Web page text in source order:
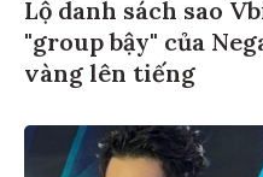
Lộ danh sách sao
"group bậy" của
vàng lên tiếng